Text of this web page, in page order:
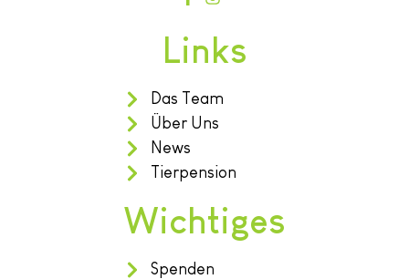
Links
Das Team
Über Uns
News
Tierpension
Wichtiges
Spenden